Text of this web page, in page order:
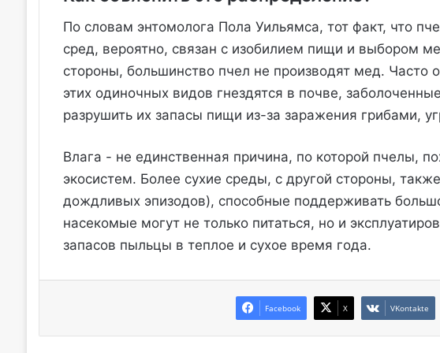
По словам энтомолога Пола Уильямса, тот факт, что
сред, вероятно, связан с изобилием пищи и выбором
стороны, большинство пчел не производят мед. Часто
этих одиночных видов гнездятся в почве,
разрушить их запасы пищи из-за заражения грибами,
Влага - не единственная причина, по которой пчелы,
экосистем. Более сухие среды, с другой стороны,
дождливых эпизодов), способные поддерживать
насекомые могут не только питаться, но и
запасов пыльцы в теплое и сухое время года.
Facebook X VKontakte